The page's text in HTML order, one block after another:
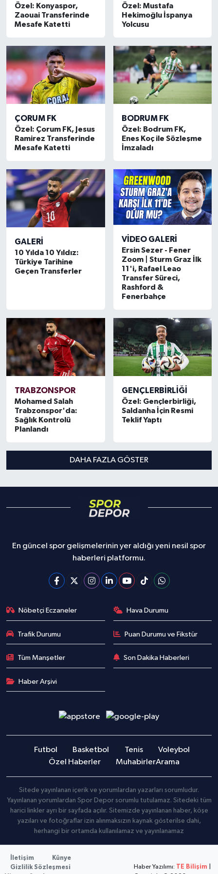
Özel: Konyaspor,
Zaouai Transferinde
Mesafe Katetti
Özel: Mustafa
Hekimoğlu İspanya
Yolcusu
ÇORUM FK
Özel: Çorum FK, Jesus
Ramirez Transferinde
Mesafe Katetti
BODRUM FK
Özel: Bodrum FK,
Enes Koç ile Sözleşme
İmzaladı
GALERI
10 Yılda 10 Yıldız:
Türkiye Tarihine
Geçen Transferler
VIDEO GALERI
Ersin Sezer - Fener
Zoom | Sturm Graz İlk
11'i, Rafael Leao
Transfer Süreci,
Rashford &
Fenerbahçe
TRABZONSPOR
Mohamed Salah
Trabzonspor'da:
Sağlık Kontrolü
Planlandı
GENÇLERBIRLIĞI
Özel: Gençlerbirliği,
Saldanha İçin Resmi
Teklif Yaptı
DAHA FAZLA GÖSTER
En güncel spor gelişmelerinin yer aldığı yeni nesil spor
haberleri platformu.
Nöbetçi Eczaneler Hava Durumu
Trafik Durumu Puan Durumu ve Fikstür
Tüm Manşetler Son Dakika Haberleri
Haber Arşivi
Futbol Basketbol Tenis
Voleybol
Özel Haberler
MuhabirlerArama
Sitede yayınlanan içerik ve yorumlardan yazarları sorumludur.
Yayınlanan yorumlardan Spor Depor sorumlu tutulamaz. Sitedeki tüm
harici linkler ayrı bir sayfada açılır. Sitemizde yayınlanan haber, köşe
yazıları ve fotoğraflar izin alınmaksızın kaynak gösterilse dahi,
herhangi bir ortamda kullanılamaz ve yayınlanamaz
İletişim
Künye
Gizlilik Sözleşmesi
Haber Yazılımı: TE Bilişim
Türkiye Basketbol Ligi
Kadınlar Basketbol Ligi
Diğer Basketbol Ligleri
Formula 1
Atletizm
Hentbol
At Yarışı
Bisiklet
Boks
Güreş
Halter
Su Sporları
Diğer Spor Dalları
Futbolcular